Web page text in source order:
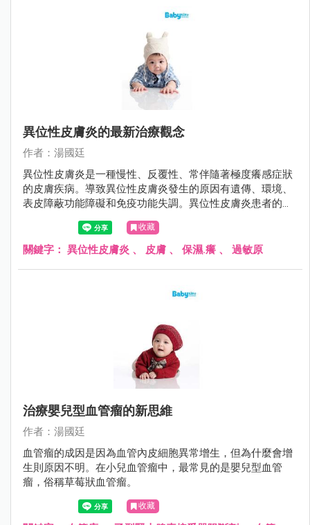
異位性皮膚炎的最新治療觀念
作者：湯國廷
異位性皮膚炎是一種慢性、反覆性、常伴隨著極度癢感症狀
的皮膚疾病。導致異位性皮膚炎發生的原因有遺傳、環境、
表皮障蔽功能障礙和免疫功能失調。異位性皮膚炎患者的皮
膚角質層因為fillaggrin（一種存在於人體表皮中的蛋白質）
缺陷、神經醯胺（ceremide）降低，導致皮膚的表皮障蔽功
能缺損、保水能力差、表皮上的細菌過度增生，讓過敏原易
收藏
關鍵字： 異位性皮膚炎 、 皮膚 、 保濕.癢 、 過敏原
治療嬰兒型血管瘤的新思維
作者：湯國廷
血管瘤的成因是因為血管內皮細胞異常增生，但為什麼會增
生則原因不明。在小兒血管瘤中，最常見的是嬰兒型血管
瘤，俗稱草莓狀血管瘤。
收藏